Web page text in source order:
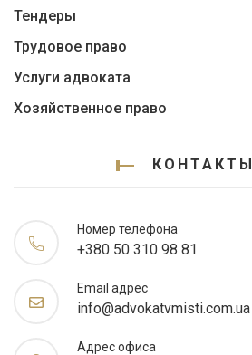
Тендеры
Трудовое право
Услуги адвоката
Хозяйственное право
КОНТАКТЫ
Номер телефона
+380 50 310 98 81
Email адрес
info@advokatvmisti.com.ua
Адрес офиса